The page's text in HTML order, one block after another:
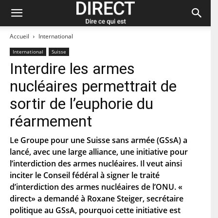
Accueil International
International Suisse
Interdire les armes
nucléaires permettrait de
sortir de l’euphorie du
réarmement
Le Groupe pour une Suisse sans armée (GSsA) a
lancé, avec une large alliance, une initiative pour
l’interdiction des armes nucléaires. Il veut ainsi
inciter le Conseil fédéral à signer le traité
d’interdiction des armes nucléaires de l’ONU. «
direct» a demandé à Roxane Steiger, secrétaire
politique au GSsA, pourquoi cette initiative est
Restez à jour et abonnez-vous à notre
newsletter « direct ».
r
é
o
m
N
o
m
d
e
f
a
m
i
l
C
o
u
r
r
i
e
C
d